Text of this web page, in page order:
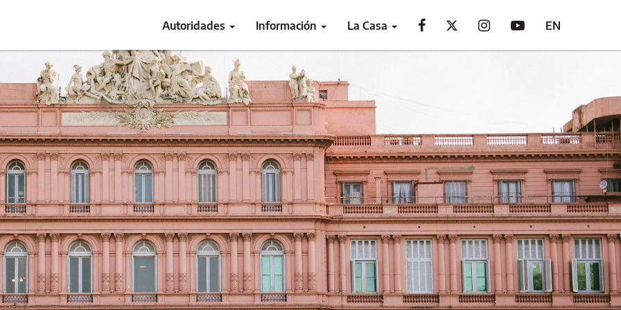
Autoridades Información La Casa EN